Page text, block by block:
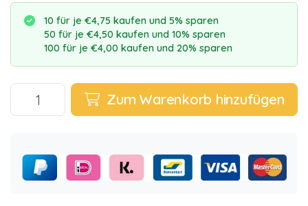
10 für je €4,75 kaufen und 5% sparen
50 für je €4,50 kaufen und 10% sparen
100 für je €4,00 kaufen und 20% sparen
Zum Warenkorb hinzufügen